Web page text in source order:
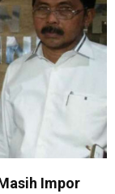
Impor